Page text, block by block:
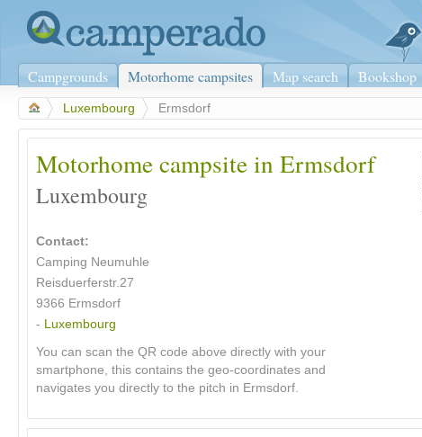
Campgrounds Motorhome campsites Map search Bookshop
Luxembourg Ermsdorf
Motorhome campsite in Ermsdorf
Luxembourg
Contact:
Camping Neumuhle
Reisduerferstr.27
9366 Ermsdorf
- Luxembourg
You can scan the QR code above directly with your
smartphone, this contains the geo-coordinates and
navigates you directly to the pitch in Ermsdorf.